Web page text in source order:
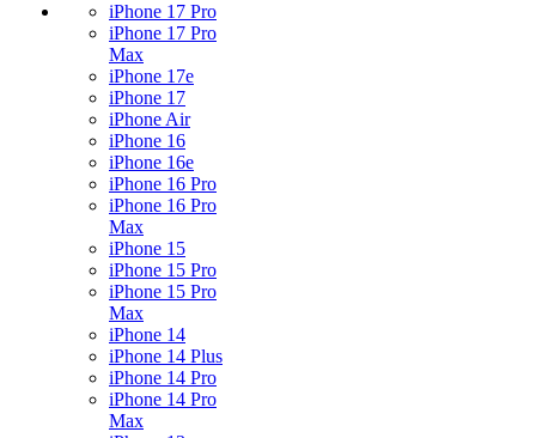
iPhone 17 Pro
iPhone 17 Pro
Max
iPhone 17e
iPhone 17
iPhone Air
iPhone 16
iPhone 16e
iPhone 16 Pro
iPhone 16 Pro
Max
iPhone 15
iPhone 15 Pro
iPhone 15 Pro
Max
iPhone 14
iPhone 14 Plus
iPhone 14 Pro
iPhone 14 Pro
Max